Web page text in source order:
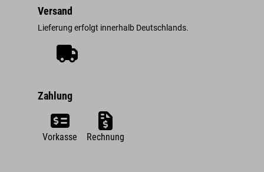
Versand
Lieferung erfolgt innerhalb Deutschlands.
Zahlung
Vorkasse Rechnung